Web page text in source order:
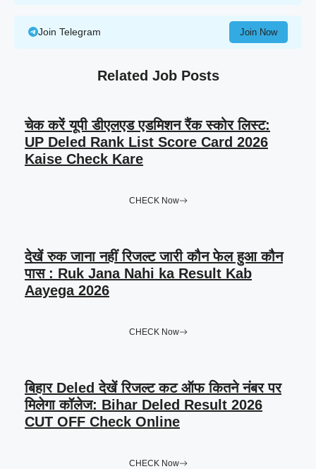
Join Telegram Join Now
Related Job Posts
चेक करें यूपी डीएलएड एडमिशन रैंक स्कोर लिस्ट:
UP Deled Rank List Score Card 2026
Kaise Check Kare
CHECK Now
देखें रुक जाना नहीं रिजल्ट जारी कौन फेल हुआ कौन
पास : Ruk Jana Nahi ka Result Kab
Aayega 2026
CHECK Now
बिहार Deled देखें रिजल्ट कट ऑफ कितने नंबर पर
मिलेगा कॉलेज: Bihar Deled Result 2026
CUT OFF Check Online
CHECK Now